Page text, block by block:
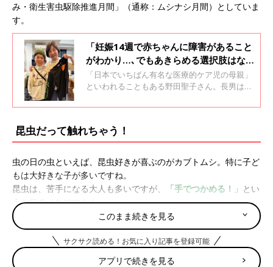
み・衛生害虫駆除推進月間」（通称：ムシナシ月間）としていま
す。
「妊娠14週で赤ちゃんに障害があること
がわかり…､でもあきらめる選択肢はな
かった」政治家で医療的ケア児の母・野
田聖子議員。家族の幸せと社会の課題
「日本でいちばん有名な医療的ケア児の母親」
といわれることもある野田聖子さん。長男は先
14歳になった現在も胃ろうによる栄養摂取や夜
す。野田さんに、妊娠中に赤ちゃんに障害があ
るとわかったことや、医療的ケア児を育てる母
としての思いについて聞きました。
昆虫だって触れちゃう！
虫の日の虫といえば、昆虫好きが喜ぶのがカブトムシ。特に子ど
もは大好きな子が多いですね。
昆虫は、苦手になる大人も多いですが、
「手でつかめる！」 とい
うツワモノなママも！
口コミサイト『ウィメンズパーク』は、昆虫に限らず「たいして
役に立たないことだけど、私、これ自慢です！」のオンパレー
「昆虫に限らず、カエルやトカゲも触れます。ほおずりもできま
このまま続きを見る
サクサク読める！お気に入り記事を登録可能
アプリで続きを見る